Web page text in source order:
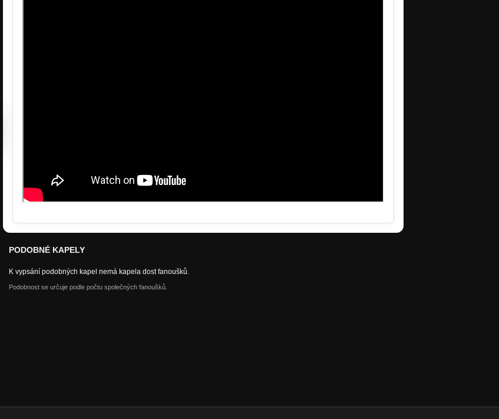
PODOBNÉ KAPELY
K vypsání podobných kapel nemá kapela dost fanoušků.
Podobnost se určuje podle počtu společných fanoušků.